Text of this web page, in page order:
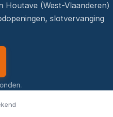
Houtave (West-Vlaanderen)
slotvervanging